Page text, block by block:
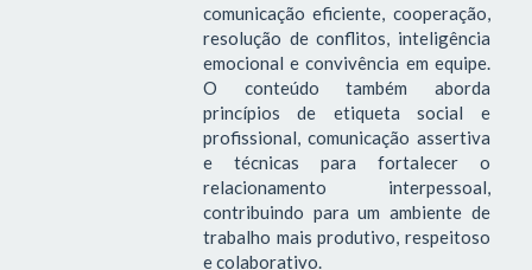
comunicação eficiente, cooperação,
resolução de conflitos, inteligência
emocional e convivência em equipe.
O conteúdo também aborda
princípios de etiqueta social e
profissional, comunicação assertiva
e técnicas para fortalecer o
relacionamento interpessoal,
contribuindo para um ambiente de
trabalho mais produtivo, respeitoso
e colaborativo.